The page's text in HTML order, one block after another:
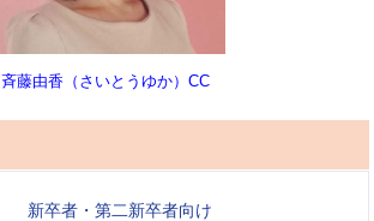
斉藤由香（さいとうゆか）CC
新卒者・第二新卒者向け